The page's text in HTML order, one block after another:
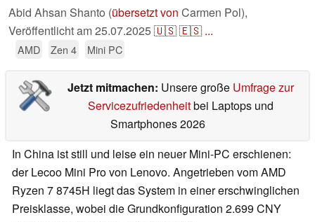
Abid Ahsan Shanto (übersetzt von Carmen Pol),
Veröffentlicht am25.07.2025🇺🇸🇪🇸 ...
AMD Zen 4 Mini PC
Jetzt mitmachen: Unsere große Umfrage zur
Servicezufriedenheitbei Laptops und
Smartphones 2026
In China ist still und leise ein neuer Mini-PC erschienen:
der Lecoo Mini Pro von Lenovo. Angetrieben vom AMD
Ryzen 7 8745H liegt das System in einer erschwinglichen
Preisklasse, wobei die Grundkonfiguration 2.699 CNY